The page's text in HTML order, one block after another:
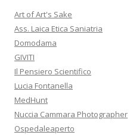
Art of Art's Sake
Ass. Laica Etica Saniatria
Domodama
GIVITI
Il Pensiero Scientifico
Lucia Fontanella
MedHunt
Nuccia Cammara Photographer
Ospedaleaperto